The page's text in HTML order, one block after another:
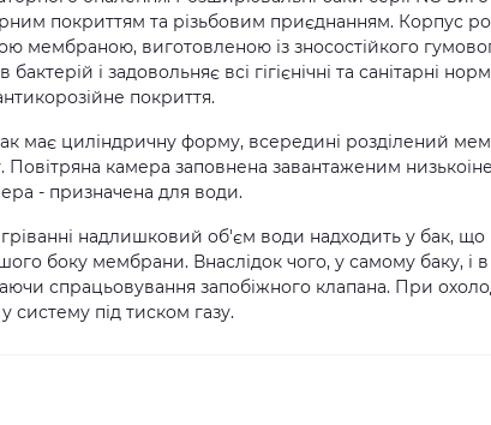
покриттям та різьбовим приєднанням. Корпус
мембраною, виготовленою із зносостійкого
і задовольняє всі гігієнічні та санітарні
покриття.
має циліндричну форму, всередині розділений
Повітряна камера заповнена завантаженим
- призначена для води.
надлишковий об'єм води надходить у бак, що
боку мембрани. Внаслідок чого, у самому баку, і
спрацьовування запобіжного клапана. При
систему під тиском газу.